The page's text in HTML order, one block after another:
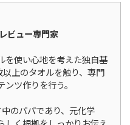
ビュー専門家
を使い心地を考えた独自基
上のタオルを触り、専門
ツ作りを行う。
のパパであり、元化学